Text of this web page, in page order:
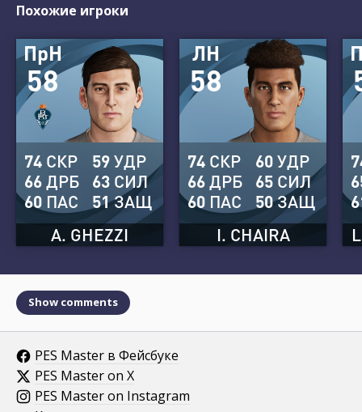
Похожие игроки
58
ПрН
A. GHEZZI
74 СКР
66ДРБ
60 ПАС
59УДР
63 СИЛ
51ЗАЩ
58
ЛН
I. CHAIRA
74 СКР
66ДРБ
60 ПАС
60УДР
65 СИЛ
50ЗАЩ
Show comments
PES Master в Фейсбуке
PES Master on X
PES Master on Instagram